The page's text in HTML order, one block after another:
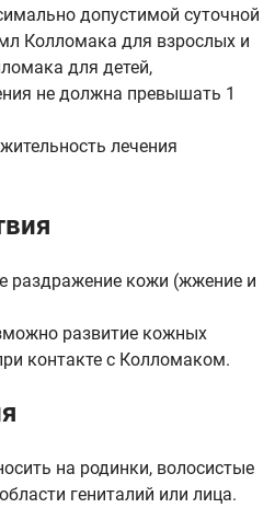
допустимой суточной
Колломака для взрослых и
для детей,
не должна превышать 1
лечения
раздражение кожи (жжение и
развитие кожных
контакте с Колломаком.
на родинки, волосистые
гениталий или лица.